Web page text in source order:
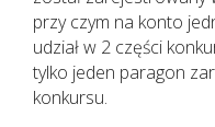
przy czym na konto
udział w 2 części
tylko jeden paragon
konkursu.